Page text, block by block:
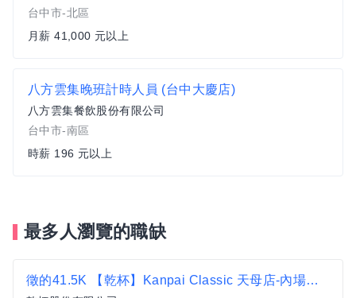
台中市-北區
月薪 41,000 元以上
八方雲集晚班計時人員 (台中大慶店)
八方雲集餐飲股份有限公司
台中市-南區
時薪 196 元以上
最多人瀏覽的職缺
徵的41.5K 【乾杯】Kanpai Classic 天母店-內場店員-C14E1